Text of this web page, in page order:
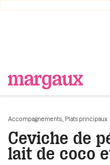
Accompagnements Plats principaux
Ceviche de
lait de coco